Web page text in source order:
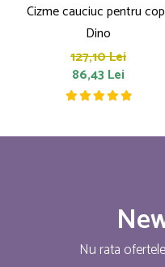
Cizme cauciuc pentru
Dino
127,10 Lei
86,43 Lei
Nu rata